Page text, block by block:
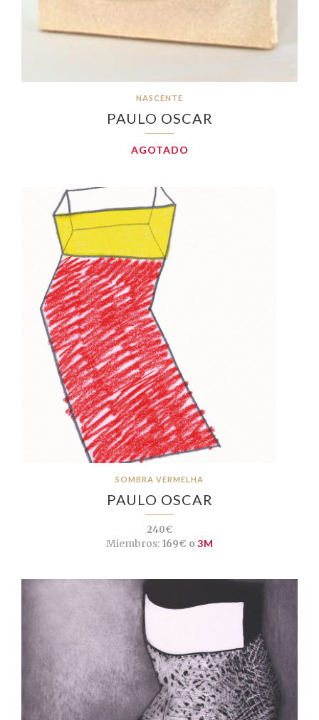
NASCENTE
PAULO OSCAR
AGOTADO
SOMBRA VERMELHA
PAULO OSCAR
240€
Miembros:169€ o 3M